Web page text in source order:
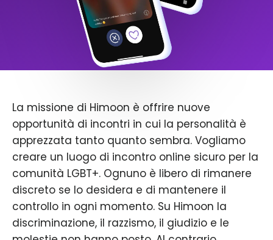
La missione di Himoon è offrire nuove
opportunità di incontri in cui la personalità è
apprezzata tanto quanto sembra. Vogliamo
creare un luogo di incontro online sicuro per la
comunità LGBT+. Ognuno è libero di rimanere
discreto se lo desidera e di mantenere il
controllo in ogni momento. Su Himoon la
discriminazione, il razzismo, il giudizio e le